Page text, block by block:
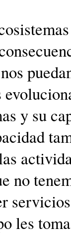
y su
no
les